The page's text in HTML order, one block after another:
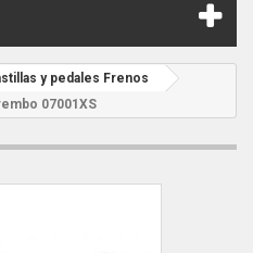
y pedales Frenos
07001XS